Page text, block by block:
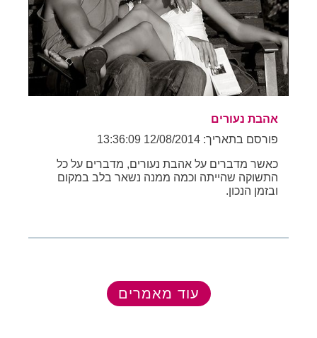
אהבת נעורים
פורסם בתאריך: 12/08/2014 13:36:09
כאשר מדברים על אהבת נעורים, מדברים על כל
התשוקה שהייתה וכמה ממנה נשאר בלב במקום
ובזמן הנכון.
עוד מאמרים